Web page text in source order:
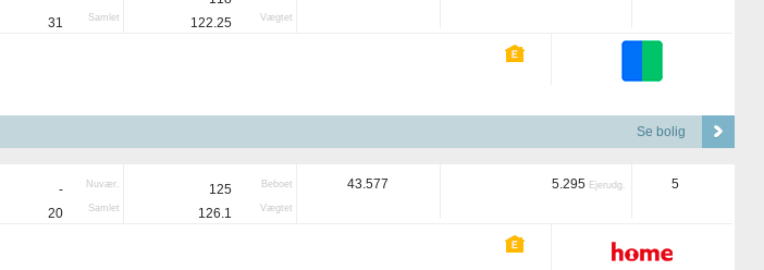
31 Samlet 122.25 Vægtet
Se bolig
- Nuvær.
20 Samlet
125 Beboet
126.1 Vægtet
43.577 5.295 Ejerudg. 5